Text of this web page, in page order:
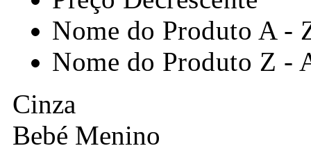
Nome do Produto A -
Nome do Produto Z -
Cinza
Bebé Menino